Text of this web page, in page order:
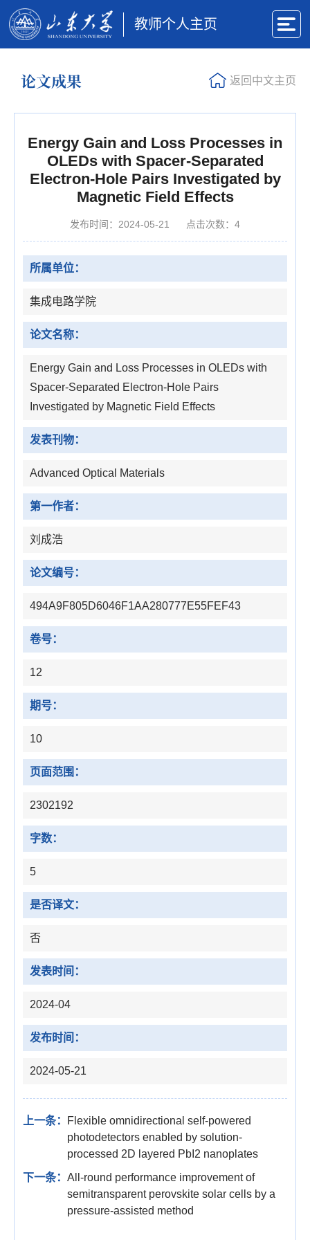
教师个人主页
论文成果 返回中文主页
Energy Gain and Loss Processes in
OLEDs with Spacer-Separated
Electron-Hole Pairs Investigated by
Magnetic Field Effects
发布时间：2024-05-21 点击次数： 4
所属单位：
集成电路学院
论文名称：
Energy Gain and Loss Processes in OLEDs with
Spacer-Separated Electron-Hole Pairs
Investigated by Magnetic Field Effects
发表刊物：
Advanced Optical Materials
第一作者：
刘成浩
论文编号：
494A9F805D6046F1AA280777E55FEF43
卷号：
12
期号：
10
页面范围：
2302192
字数：
5
是否译文：
否
发表时间：
2024-04
发布时间：
2024-05-21
上一条：
Flexible omnidirectional self-powered
photodetectors enabled by solution-
processed 2D layered PbI2 nanoplates
下一条： All-round performance improvement of
semitransparent perovskite solar cells by a
pressure-assisted method